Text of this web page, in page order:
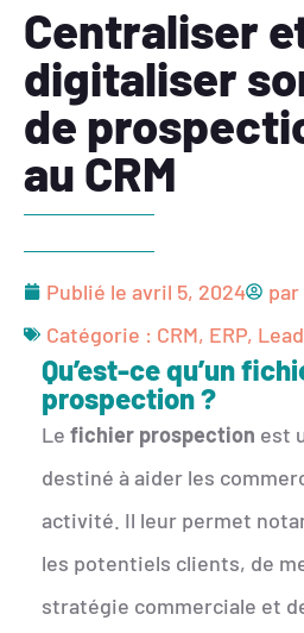
Centraliser
digitaliser
de
au CRM
Publié le avril 5, 2024 par
Catégorie : CRM, ERP,
Qu’est-ce qu’un
prospection ?
Le fichier prospection est
destiné à aider les
activité. Il leur permet
les potentiels clients, de
stratégie commerciale et